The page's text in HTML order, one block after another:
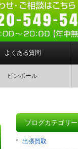
よくある質問
ピンボール
ブログカテゴリー
出張買取